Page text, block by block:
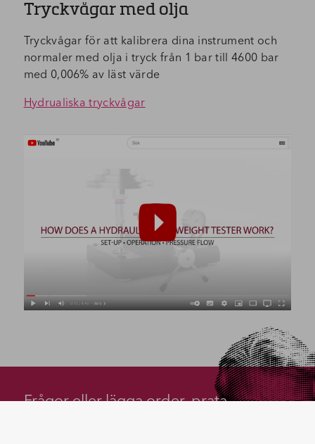
Tryckvågar med olja
Tryckvågar för att kalibrera dina instrument och
normaler med olja i tryck från 1 bar till 4600 bar
med 0,006% av läst värde
Hydrualiska tryckvågar
Frågor eller lägga order, prata